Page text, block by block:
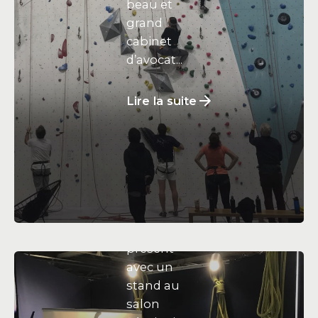
beau et
grand
cabinet
d’avocat...
Lire la suite
20
novembre
2024
Climbing
&Care à
Séminair
e-Expo
Climbing&
présent
avec un
stand au
salon